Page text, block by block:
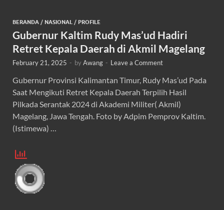
BERANDA / NASIONAL / PROFILE
Gubernur Kaltim Rudy Mas’ud Hadiri
Retret Kepala Daerah di Akmil Magelang
February 21, 2025 - byAwang - Leave a Comment
Gubernur Provinsi Kalimantan Timur, Rudy Mas’ud Pada
Saat Mengikuti Retret Kepala Daerah Terpilih Hasil
Pilkada Serantak 2024 di Akademi Militer( Akmil)
Magelang, Jawa Tengah. Foto by Adpim Pemprov Kaltim.
(Istimewa) …